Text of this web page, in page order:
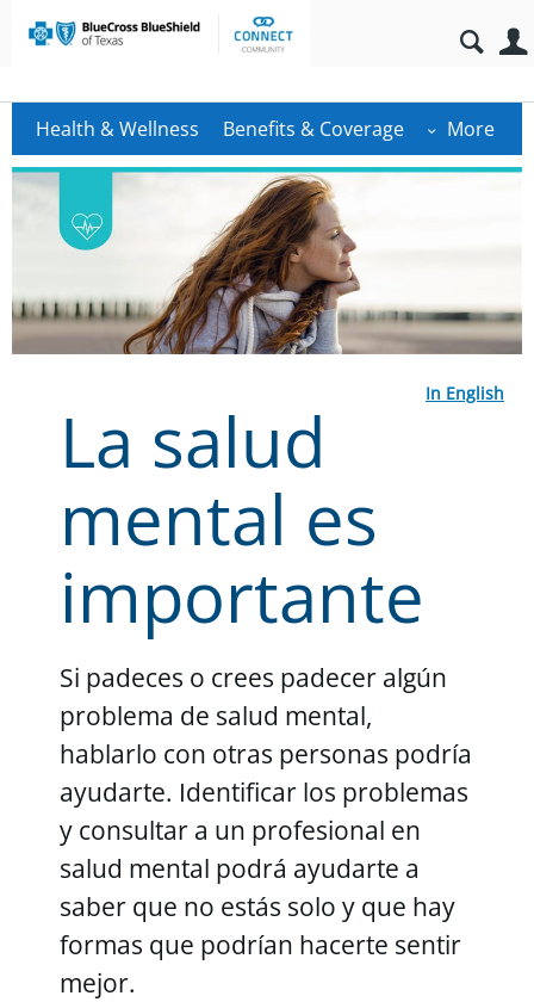
Health & Wellness Benefits & Coverage More
In English
La salud
mental es
importante
Si padeces o crees padecer algún
problema de salud mental,
hablarlo con otras personas podría
ayudarte. Identificar los problemas
y consultar a un profesional en
salud mental podrá ayudarte a
saber que no estás solo y que hay
formas que podrían hacerte sentir
mejor.